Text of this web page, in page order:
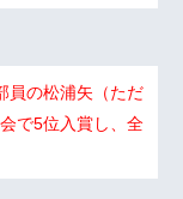
の松浦矢（ただ
で5位入賞し、全